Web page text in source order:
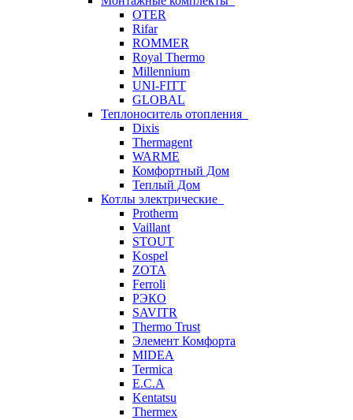
OTER
Rifar
ROMMER
Royal Thermo
Millennium
UNI-FITT
GLOBAL
Теплоноситель отопления
Dixis
Thermagent
WARME
Комфортный Дом
Теплый Дом
Котлы электрические
Protherm
Vaillant
STOUT
Kospel
ZOTA
Ferroli
РЭКО
SAVITR
Thermo Trust
Элемент Комфорта
MIDEA
Termica
E.C.A
Kentatsu
Thermex